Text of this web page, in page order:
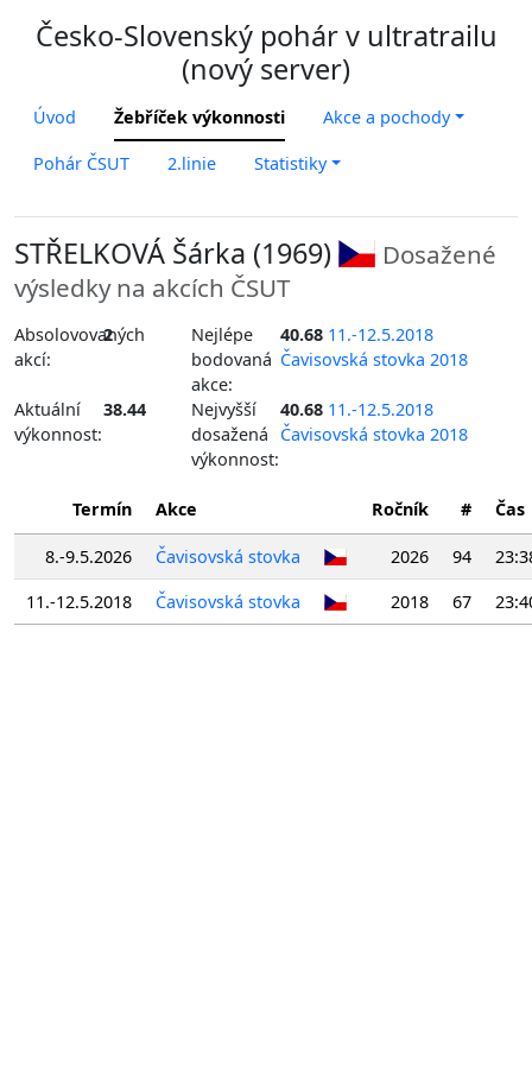
Česko-Slovenský pohár v ultratrailu
(nový server)
Úvod Žebříček výkonnosti Akce a pochody
Pohár ČSUT 2.linie Statistiky
STŘELKOVÁ Šárka (1969)
Dosažené
výsledky na akcích ČSUT
Absolovovaných
akcí:
2
Nejlépe
bodovaná
akce:
40.68 11.-12.5.2018
Čavisovská stovka 2018
Aktuální
výkonnost:
38.44
Nejvyšší
dosažená
výkonnost:
40.68 11.-12.5.2018
Čavisovská stovka 2018
Termín Akce Ročník # Čas
8.-9.5.2026 Čavisovská stovka 2026 94
11.-12.5.2018
Čavisovská stovka 2018 67